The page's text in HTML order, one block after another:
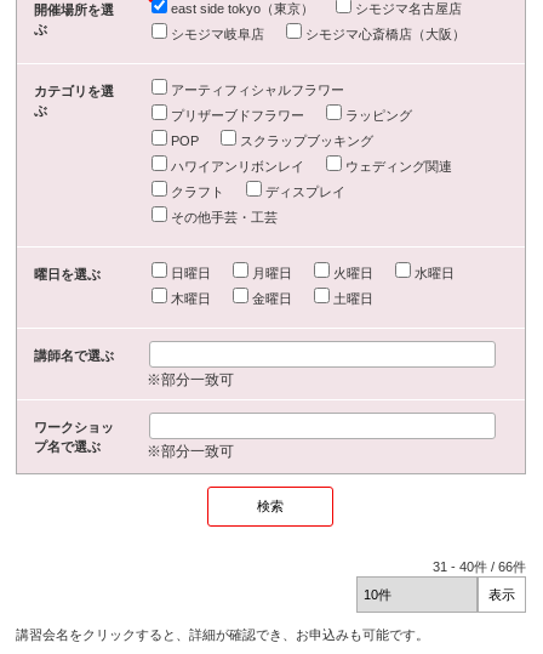
開催場所を選
ぶ
east side tokyo（東京）
シモジマ名古屋店
シモジマ岐阜店
シモジマ心斎橋店（大阪）
カテゴリを選
ぶ
アーティフィシャルフラワー
プリザーブドフラワー
ラッピング
POP
スクラップブッキング
ハワイアンリボンレイ
ウェディング関連
クラフト
ディスプレイ
その他手芸・工芸
曜日を選ぶ 日曜日 月曜日 火曜日
水曜日
木曜日
金曜日 土曜日
講師名で選ぶ
※部分一致可
ワークショッ
プ名で選ぶ
※部分一致可
31 -40件 /66件
講習会名をクリックすると、詳細が確認でき、お申込みも可能です。